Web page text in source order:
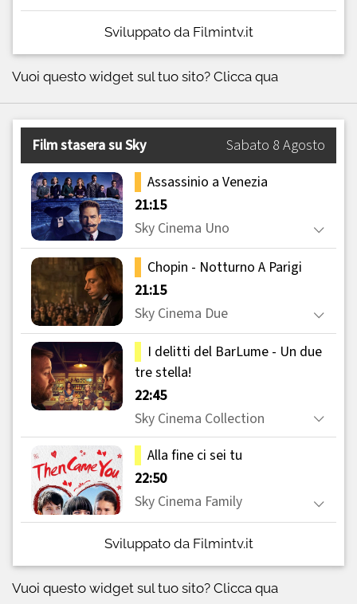
Sviluppato da Filmintv.it
Vuoi questo widget sul tuo sito? Clicca qua
Sviluppato da Filmintv.it
Vuoi questo widget sul tuo sito? Clicca qua